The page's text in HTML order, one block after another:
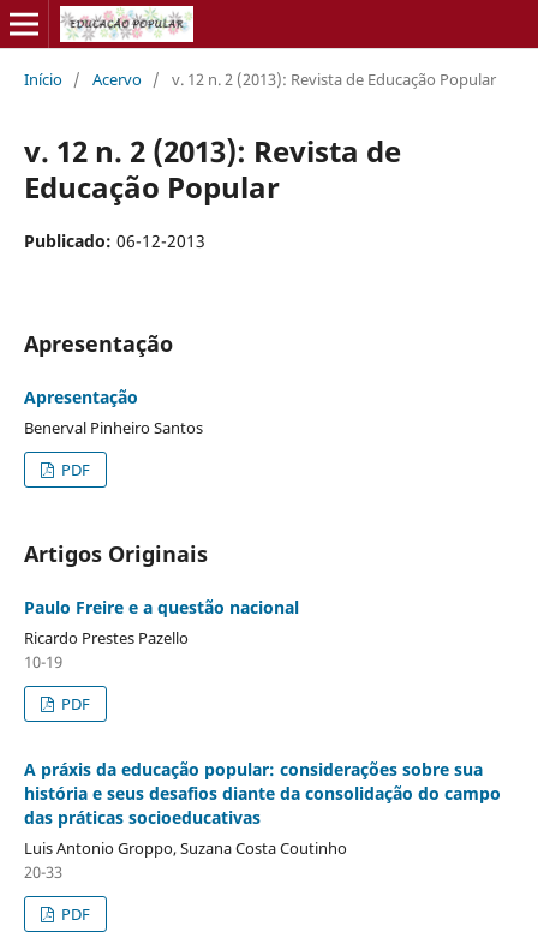
Início / Acervo / v. 12 n. 2 (2013): Revista de Educação Popular
v. 12 n. 2 (2013): Revista de
Educação Popular
Publicado: 06-12-2013
Apresentação
Apresentação
Benerval Pinheiro Santos
PDF
Artigos Originais
Paulo Freire e a questão nacional
Ricardo Prestes Pazello
10-19
PDF
A práxis da educação popular: considerações sobre sua
história e seus desafios diante da consolidação do campo
das práticas socioeducativas
Luis Antonio Groppo, Suzana Costa Coutinho
20-33
PDF